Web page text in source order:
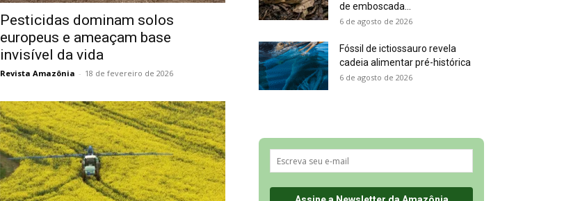
Pesticidas dominam solos
europeus e ameaçam base
invisível da vida
Revista Amazônia - 18 de fevereiro de 2026
de emboscada...
6 de agosto de 2026
Fóssil de ictiossauro revela
cadeia alimentar pré-histórica
6 de agosto de 2026